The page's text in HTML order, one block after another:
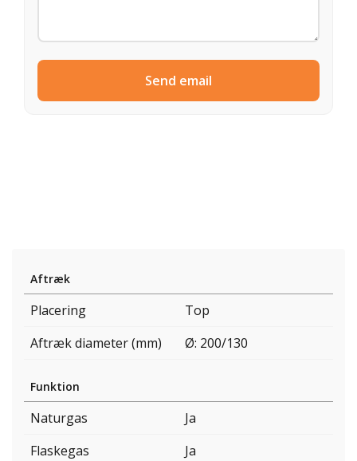
Send email
Aftræk
Placering
Top
Aftræk diameter (mm)
Ø: 200/130
Funktion
Naturgas
Ja
Flaskegas
Ja